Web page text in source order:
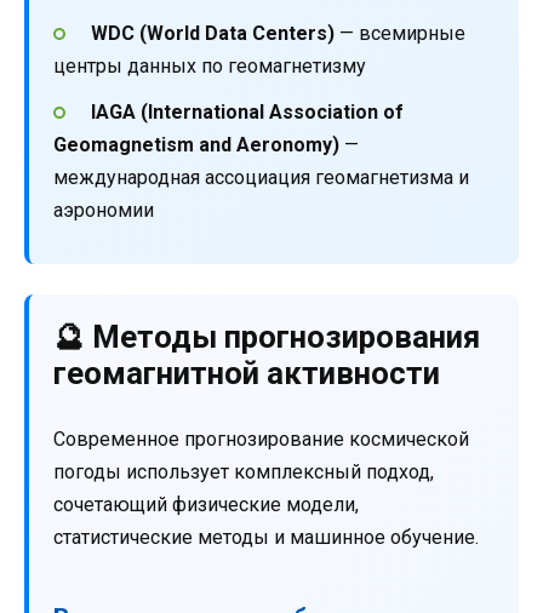
WDC (World Data Centers)— всемирные
центры данных по геомагнетизму
IAGA (International Association of
Geomagnetism and Aeronomy) —
международная ассоциация геомагнетизма и
аэрономии
🔮 Методы прогнозирования
геомагнитной активности
Современное прогнозирование космической
погоды использует комплексный подход,
сочетающий физические модели,
статистические методы и машинное обучение.